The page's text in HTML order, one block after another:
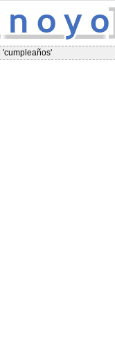
'cumpleaños'